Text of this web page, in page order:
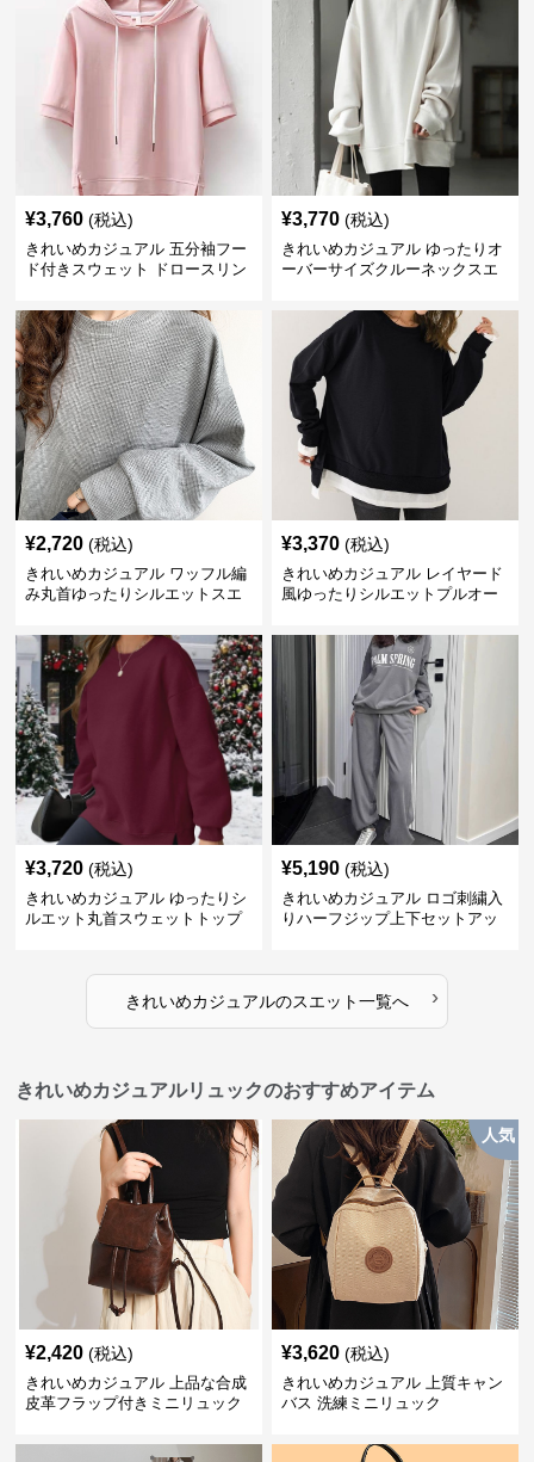
¥3,760 (税込)
きれいめカジュアル 五分袖フー
ド付きスウェット ドロースリン
¥3,770 (税込)
きれいめカジュアル ゆったりオ
ーバーサイズクルーネックスエ
¥2,720 (税込)
きれいめカジュアル ワッフル編
み丸首ゆったりシルエットスエ
¥3,370 (税込)
きれいめカジュアル レイヤード
風ゆったりシルエットプルオー
¥3,720 (税込)
きれいめカジュアル ゆったりシ
ルエット丸首スウェットトップ
¥5,190 (税込)
きれいめカジュアル ロゴ刺繍入
りハーフジップ上下セットアッ
きれいめカジュアルのスエット一覧へ ›
きれいめカジュアルリュックのおすすめアイテム
¥2,420 (税込)
きれいめカジュアル 上品な合成
皮革フラップ付きミニリュック
人気
¥3,620 (税込)
きれいめカジュアル 上質キャン
バス 洗練ミニリュック